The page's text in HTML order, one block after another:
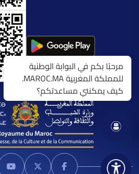
مرحبًا بكم في البوابة الوطنية
للمملكة المغربية MAROC.MA.
كيف يمكنني مساعدتكم؟